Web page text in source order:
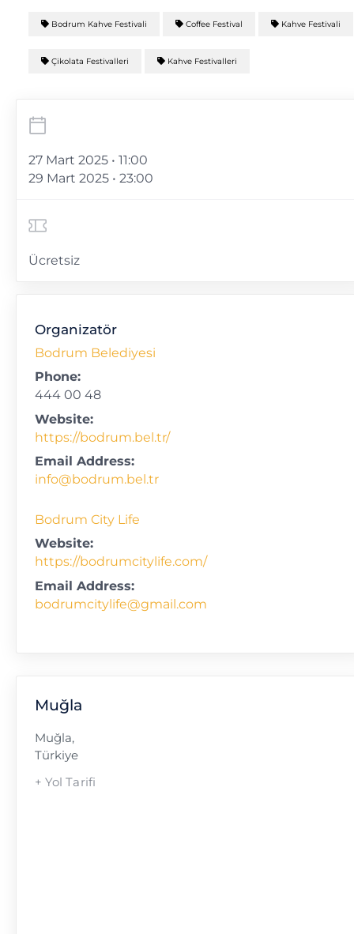
Bodrum Kahve Festivali Coffee Festival Kahve Festivali
Çikolata Festivalleri Kahve Festivalleri
27 Mart 2025 • 11:00
29 Mart 2025 • 23:00
Ücretsiz
Organizatör
Bodrum Belediyesi
Phone:
444 00 48
Website:
https://bodrum.bel.tr/
Email Address:
info@bodrum.bel.tr
Bodrum City Life
Website:
https://bodrumcitylife.com/
Email Address:
bodrumcitylife@gmail.com
Muğla
Muğla,
Türkiye
+ Yol Tarifi